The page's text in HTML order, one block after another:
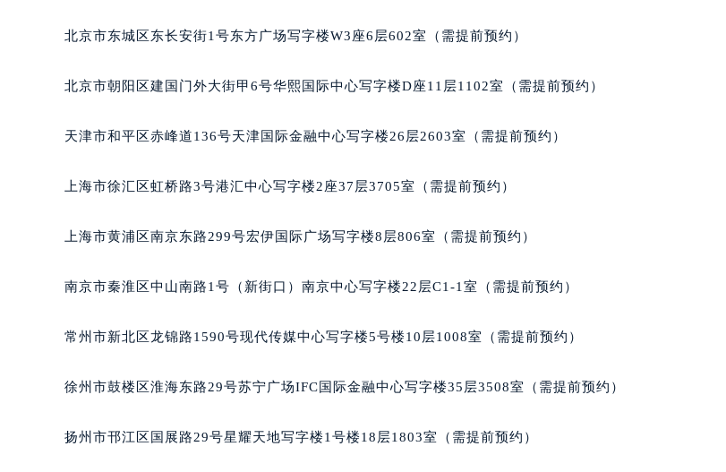
深圳市罗湖区深南东路5001号华润大厦写字楼17层1701室（需提前预约）
厦门市思明区湖滨东路95号华润大厦写字楼B座11层1104室（需提前预约）
成都市锦江区人民东路6号SAC东原中心写字楼24层2406B室（需提前预约）
长沙市芙蓉区定王台街道建湘路393号世茂环球金融中心写字楼（芙蓉广场）10层13室（
太原市迎泽区解放路15号亨得利名表服务中心（品牌授权店）3层整层（需提前预约）
沈阳市沈河区中街路83号亨得利名表服务中心（品牌授权店）1层整层（需提前预约）
温州市鹿城区锦绣路1067号置信广场10层1015室（需提前预约）
大连市中山区人民路15号国际金融大厦7层G室（需提前预约）
东莞市东城街道鸿福东路1号民盈国贸中心T1写字楼9层907室（需提前预约）
北京市东城区东长安街1号东方广场写字楼W3座6层602室（需提前预约）
北京市朝阳区建国门外大街甲6号华熙国际中心写字楼D座11层1102室（需提前预约）
天津市和平区赤峰道136号天津国际金融中心写字楼26层2603室（需提前预约）
上海市徐汇区虹桥路3号港汇中心写字楼2座37层3705室（需提前预约）
上海市黄浦区南京东路299号宏伊国际广场写字楼8层806室（需提前预约）
南京市秦淮区中山南路1号（新街口）南京中心写字楼22层C1-1室（需提前预约）
常州市新北区龙锦路1590号现代传媒中心写字楼5号楼10层1008室（需提前预约）
徐州市鼓楼区淮海东路29号苏宁广场IFC国际金融中心写字楼35层3508室（需提前预约）
扬州市邗江区国展路29号星耀天地写字楼1号楼18层1803室（需提前预约）